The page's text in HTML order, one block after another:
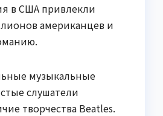
в США привлекли
американцев и
музыкальные
слушатели
творчества Beatles.